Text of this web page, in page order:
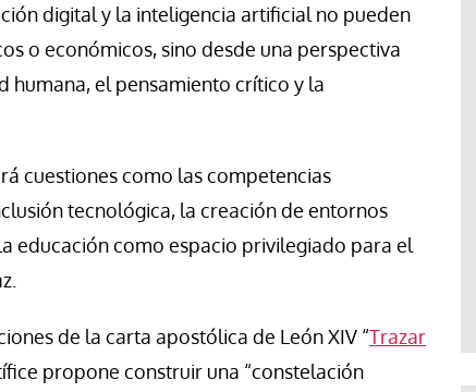
digital y la inteligencia artificial no pueden
o económicos, sino desde una perspectiva
humana, el pensamiento crítico y la
cuestiones como las competencias
tecnológica, la creación de entornos
educación como espacio privilegiado para el
de la carta apostólica de León XIV “Trazar
propone construir una “constelación